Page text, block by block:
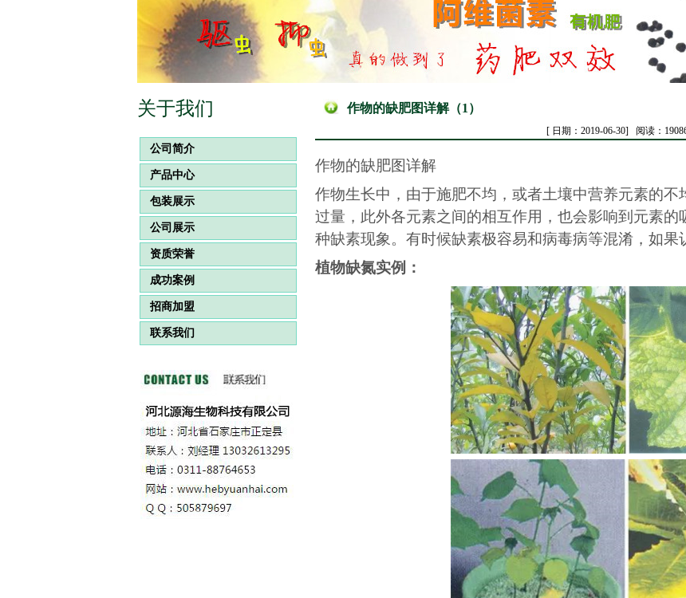
关于我们
公司简介
产品中心
包装展示
公司展示
资质荣誉
成功案例
招商加盟
联系我们
作物的缺肥图详解（1）
[ 日期：2019-06-30] 阅读：
作物的缺肥图详解
作物生长中，由于施肥不均，或者土壤中营养元素的
过量，此外各元素之间的相互作用，也会影响到元素
种缺素现象。有时候缺素极容易和病毒病等混淆，如果
植物缺氮实例：